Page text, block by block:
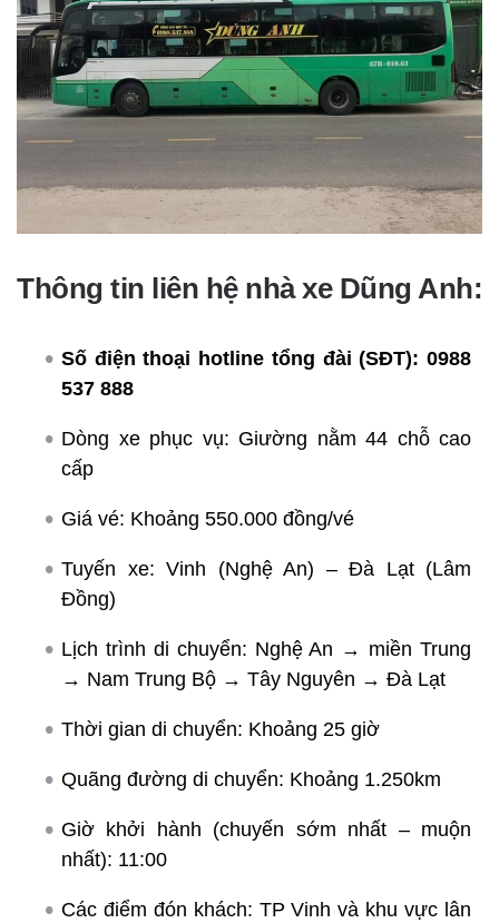
Thông tin liên hệ nhà xe Dũng Anh:
Số điện thoại hotline tổng đài (SĐT): 0988
537 888
Dòng xe phục vụ: Giường nằm 44 chỗ cao
cấp
Giá vé: Khoảng 550.000 đồng/vé
Tuyến xe: Vinh (Nghệ An) – Đà Lạt (Lâm
Đồng)
Lịch trình di chuyển: Nghệ An → miền Trung
→ Nam Trung Bộ → Tây Nguyên → Đà Lạt
Thời gian di chuyển: Khoảng 25 giờ
Quãng đường di chuyển: Khoảng 1.250km
Giờ khởi hành (chuyến sớm nhất – muộn
nhất): 11:00
Các điểm đón khách: TP Vinh và khu vực lân